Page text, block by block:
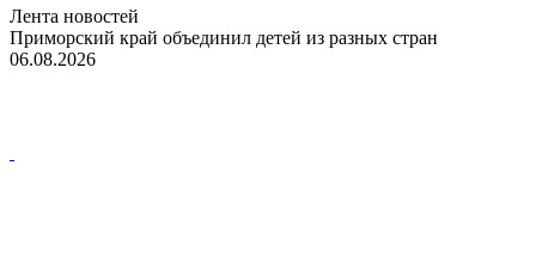
Лента новостей
Приморский край объединил детей из разных стран
06.08.2026